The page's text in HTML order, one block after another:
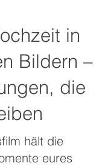
in
Bildern –
die
hält die
eures